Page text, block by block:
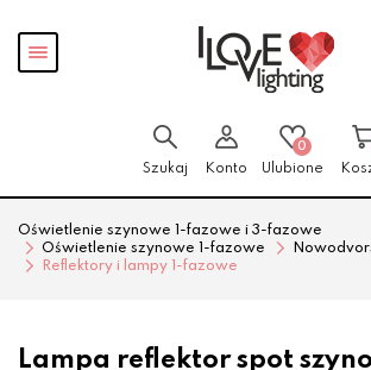
Pokaż
menu
Szukaj Konto
0
Ulubione
Oświetlenie szynowe 1-fazowe i 3-fazowe
Oświetlenie szynowe 1-fazowe
Reflektory i lampy 1-fazowe
Lampa reflektor spot